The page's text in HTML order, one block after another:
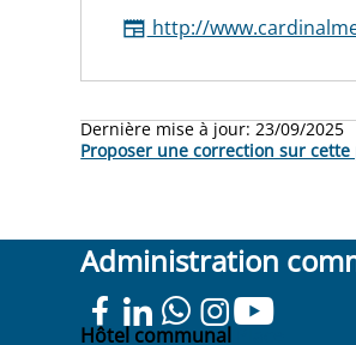
http://
Dernière mise à jour:23/09/2025
Proposer une correction sur cette
Administration
Hôtel communal